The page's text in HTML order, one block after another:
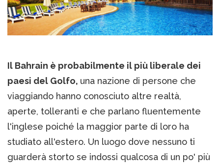
Il Bahrain è probabilmente il più liberale dei
paesi del Golfo, una nazione di persone che
viaggiando hanno conosciuto altre realtà,
aperte, tolleranti e che parlano fluentemente
l'inglese poiché la maggior parte di loro ha
studiato all'estero. Un luogo dove nessuno ti
guarderà storto se indossi qualcosa di un po' più